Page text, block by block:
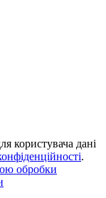
користувача дані
.
обробки